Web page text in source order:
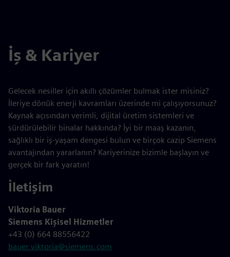
İş & Kariyer
Gelecek nesiller için akıllı çözümler bulmak ister misiniz?
İleriye dönük enerji kavramları üzerinde mi çalışıyorsunuz?
Kaynak açısından verimli, dijital üretim sistemleri ve
sürdürülebilir binalar hakkında? İyi bir maaş kazanın,
sağlıklı bir iş-yaşam dengesi bulun ve birçok cazip Siemens
avantajından yararlanın? Kariyerinize bizimle başlayın ve
gerçek bir fark yaratın!
İletişim
Viktoria Bauer
Siemens Kişisel Hizmetler
+43 (0) 664 88556422
bauer.viktoria@siemens.com